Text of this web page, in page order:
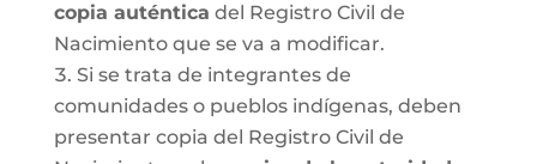
copia auténtica del Registro Civil de
Nacimiento que se va a modificar.
Si se trata de integrantes de
comunidades o pueblos indígenas, deben
presentar copia del Registro Civil de